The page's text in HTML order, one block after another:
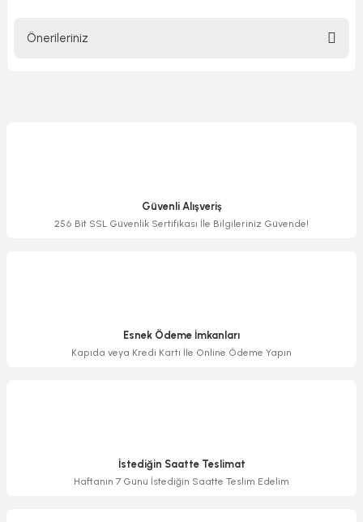
Önerileriniz
Ürün bilgilerinde hatalar bulunuyor.
Güvenli Alışveriş
256 Bit SSL Güvenlik Sertifikası İle Bilgileriniz Güvende!
Esnek Ödeme İmkanları
Kapıda veya Kredi Kartı İle Online Ödeme Yapın
İstediğin Saatte Teslimat
Haftanın 7 Günü İstediğin Saatte Teslim Edelim